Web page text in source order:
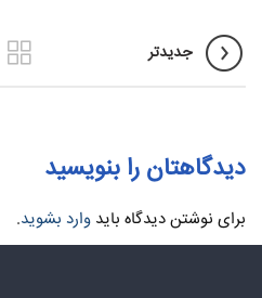
جدیدتر
دیدگاهتان را بنویسید
برای نوشتن دیدگاه باید وارد بشوید.